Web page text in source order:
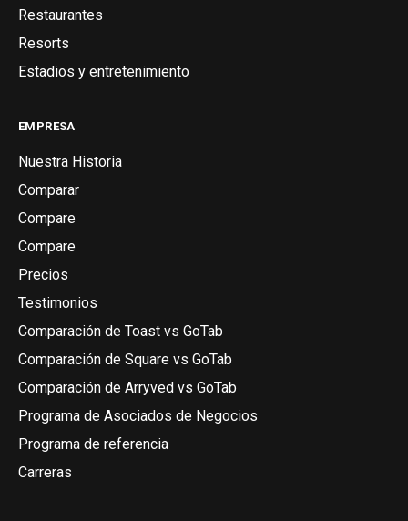
Restaurantes
Resorts
Estadios y entretenimiento
EMPRESA
Nuestra Historia
Comparar
Compare
Compare
Precios
Testimonios
Comparación de Toast vs GoTab
Comparación de Square vs GoTab
Comparación de Arryved vs GoTab
Programa de Asociados de Negocios
Programa de referencia
Carreras